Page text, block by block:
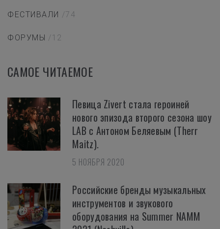
ФЕСТИВАЛИ /74
ФОРУМЫ /12
САМОЕ ЧИТАЕМОЕ
Певица Zivert стала героиней
нового эпизода второго сезона шоу
LAB с Антоном Беляевым (Therr
Maitz).
5 НОЯБРЯ 2020
Российские бренды музыкальных
инструментов и звукового
оборудования на Summer NAMM